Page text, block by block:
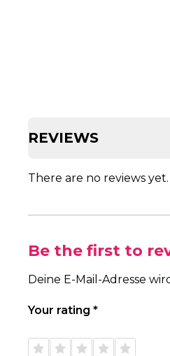
REVIEWS
There are no reviews yet.
Be the first to
Deine E-Mail-Adresse
Your rating *
5
5
5
5
5